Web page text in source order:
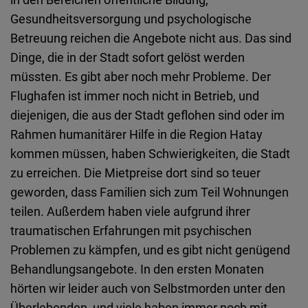
Gesundheitsversorgung und psychologische
Betreuung reichen die Angebote nicht aus. Das sind
Dinge, die in der Stadt sofort gelöst werden
müssten. Es gibt aber noch mehr Probleme. Der
Flughafen ist immer noch nicht in Betrieb, und
diejenigen, die aus der Stadt geflohen sind oder im
Rahmen humanitärer Hilfe in die Region Hatay
kommen müssen, haben Schwierigkeiten, die Stadt
zu erreichen. Die Mietpreise dort sind so teuer
geworden, dass Familien sich zum Teil Wohnungen
teilen. Außerdem haben viele aufgrund ihrer
traumatischen Erfahrungen mit psychischen
Problemen zu kämpfen, und es gibt nicht genügend
Behandlungsangebote. In den ersten Monaten
hörten wir leider auch von Selbstmorden unter den